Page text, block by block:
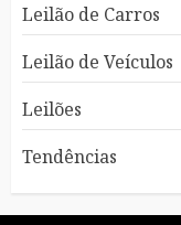
Leilão de Carros
Leilão de Veículos
Leilões
Tendências